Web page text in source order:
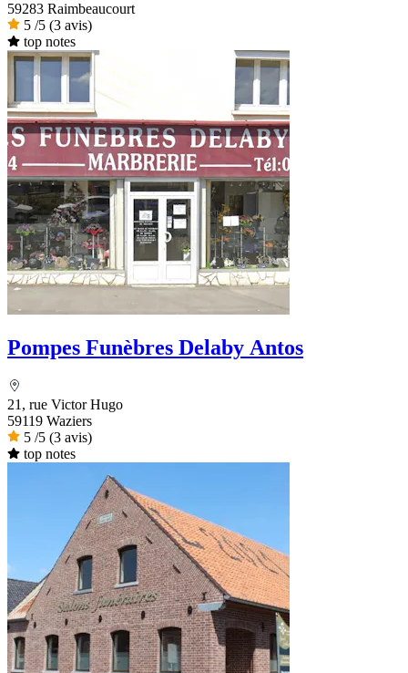
59283 Raimbeaucourt
5 /5 (3 avis)
top notes
Pompes Funèbres Delaby Antos
21, rue Victor Hugo
59119 Waziers
5 /5 (3 avis)
top notes